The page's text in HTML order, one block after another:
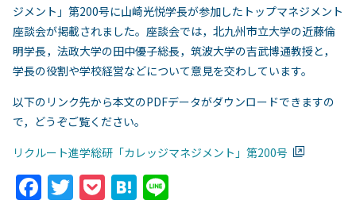
ジメント」第200号に山崎光悦学長が参加したトップマネジメント
座談会が掲載されました。座談会では，北九州市立大学の近藤倫
明学長，法政大学の田中優子総長，筑波大学の吉武博通教授と，
学長の役割や学校経営などについて意見を交わしています。
以下のリンク先から本文のPDFデータがダウンロードできますの
で，どうぞご覧ください。
リクルート進学総研「カレッジマネジメント」第200号
F T P H